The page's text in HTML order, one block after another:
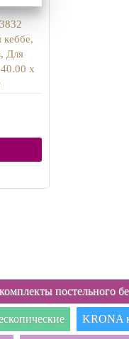
Для
x
постельного
KRONA